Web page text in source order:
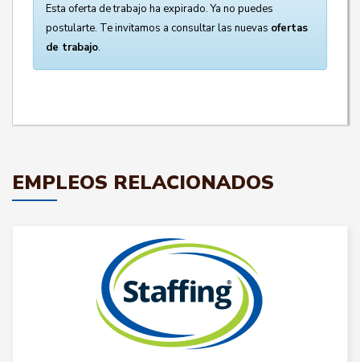
Esta oferta de trabajo ha expirado. Ya no puedes
postularte. Te invitamos a consultar las nuevas ofertas
de trabajo.
EMPLEOS RELACIONADOS